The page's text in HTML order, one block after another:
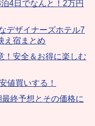
4日でなんと！2万円
デザイナーズホテル7
え宿まとめ
！安全＆お得に楽しむ
値買いする！
終予想とその価格に